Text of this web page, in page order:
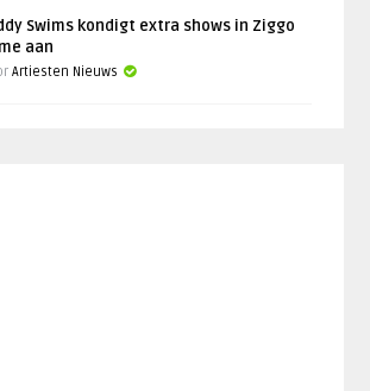
Swims kondigt extra shows in Ziggo
aan
Artiesten Nieuws